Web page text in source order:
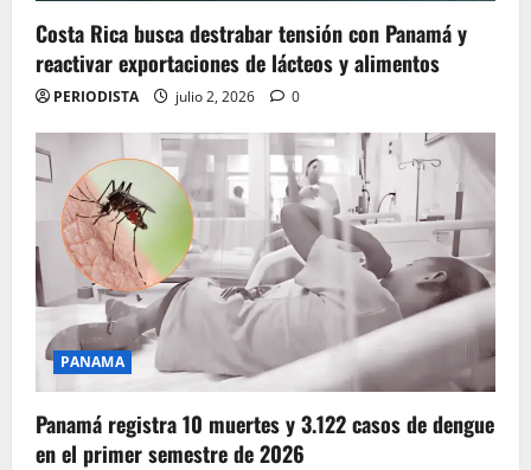
Costa Rica busca destrabar tensión con Panamá y
reactivar exportaciones de lácteos y alimentos
PERIODISTA julio 2, 2026 0
PANAMA
Panamá registra 10 muertes y 3.122 casos de dengue
en el primer semestre de 2026